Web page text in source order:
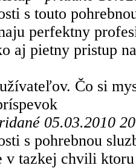
s touto
perfektny
aj pietny pristup
Čo si
05.03.2010
s pohrebnou
v tazkej chvili